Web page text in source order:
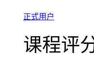
正式用户
课程评